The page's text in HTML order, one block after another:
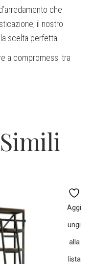
che
il nostro
scelta perfetta.
a compromessi tra
Aggi
ungi
alla
lista